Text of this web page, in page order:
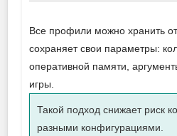
Все профили можно хранить
сохраняет свои параметры:
оперативной памяти,
игры.
Такой подход снижает риск
разными конфигурациями.